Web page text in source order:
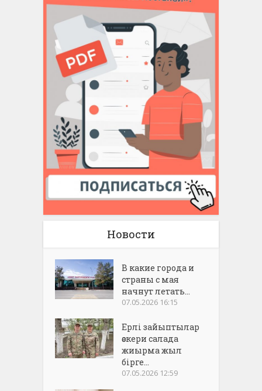
Новости
В какие города и
страны с мая
начнут летать...
07.05.2026 16:15
Ерлі зайыптылар
әскери салада
жиырма жыл
бірге...
07.05.2026 12:59